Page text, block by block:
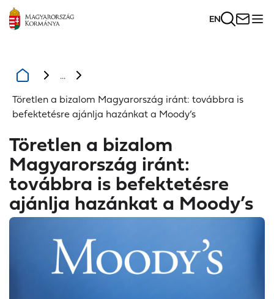
EN
...
Töretlen a bizalom Magyarország iránt: továbbra is
befektetésre ajánlja hazánkat a Moody’s
Töretlen a bizalom
Magyarország iránt:
továbbra is befektetésre
ajánlja hazánkat a Moody’s